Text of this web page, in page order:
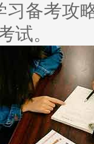
习备考攻
试。